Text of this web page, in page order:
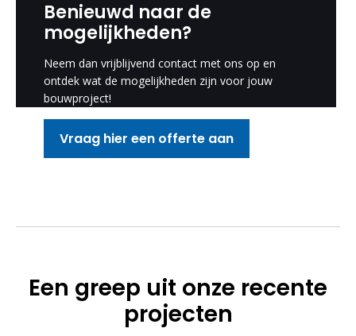
Benieuwd naar de
mogelijkheden?
Neem dan vrijblijvend contact met ons op en
ontdek wat de mogelijkheden zijn voor jouw
bouwproject!
Vraag hier een offerte aan
Een greep uit onze recente
projecten